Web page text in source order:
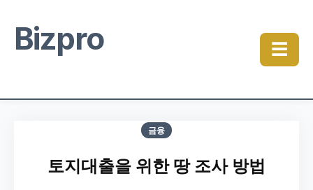
Bizpro ☰
금융
토지대출을 위한 땅 조사 방법